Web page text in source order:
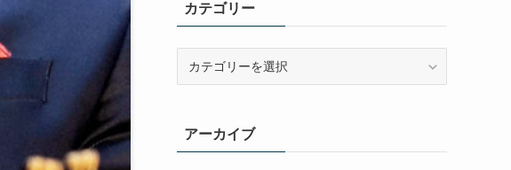
カテゴリー
ーアーカイブ